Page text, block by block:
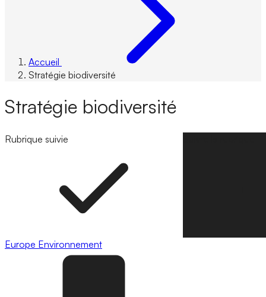
Accueil
Stratégie biodiversité
Stratégie biodiversité
Rubrique suivie
Europe Environnement